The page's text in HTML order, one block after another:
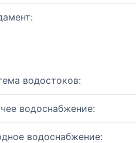
водостоков:
водоснабжение:
водоснабжение: